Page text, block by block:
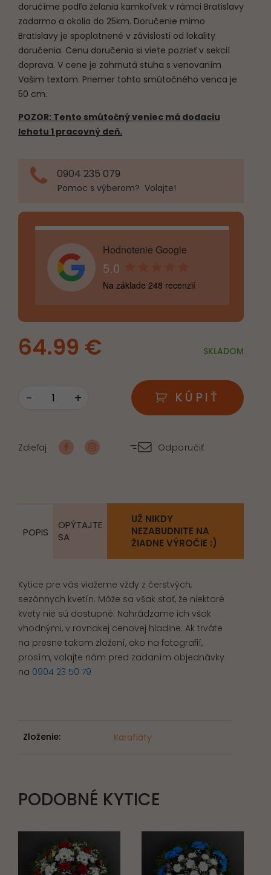
doručíme podľa želania kamkoľvek v rámci Bratislavy
zadarmo a okolia do 25km. Doručenie mimo
Bratislavy je spoplatnené v závislosti od lokality
doručenia. Cenu doručenia si viete pozrieť v sekcií
doprava. V cene je zahrnutá stuha s venovaním
Vašim textom. Priemer tohto smútočného venca je
50 cm.
POZOR: Tento smútočný veniec má dodaciu
lehotu 1 pracovný deň.
0904 235 079
Pomoc s výberom? Volajte!
Hodnotenie Google
5.0
Na základe 248 recenzií
64.99 € SKLADOM
-
spomienkach
+ KÚPIŤ
Zdieľaj Odporučiť
POPIS
OPÝTAJTE
SA
UŽ NIKDY
NEZABUDNITE NA
ŽIADNE VÝROČIE :)
Kytice pre vás viažeme vždy z čerstvých,
sezónnych kvetín. Môže sa však stať, že niektoré
kvety nie sú dostupné. Nahrádzame ich však
vhodnými, v rovnakej cenovej hladine. Ak trváte
na presne takom zložení, ako na fotografií,
prosím, volajte nám pred zadaním objednávky
na 0904 23 50 79
Zloženie: Karafiáty
PODOBNÉ KYTICE